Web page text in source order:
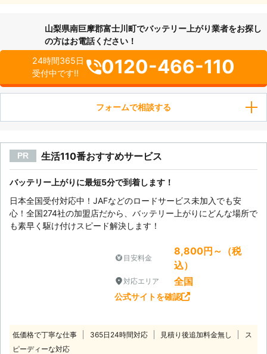
山梨県南巨摩郡富士川町でバッテリー上がり業者をお探し
の方はお電話ください！
24時間365日
受付中です!!
0120-466-110
フォームで相談する
PR 生活110番おすすめサービス
バッテリー上がりに最短5分で到着します！
日本全国受付対応中！JAFなどのロードサービス未加入でも安
心！全国274社の加盟店だから、バッテリー上がりにどんな場所で
も素早く駆け付けスピード解決します！
目安料金
8,800円～（税
込）
対応エリア 全国
公式サイトを確認
低価格で丁寧な仕事 365日24時間対応 見積り後追加料金無し
ス
ピーディーな対応